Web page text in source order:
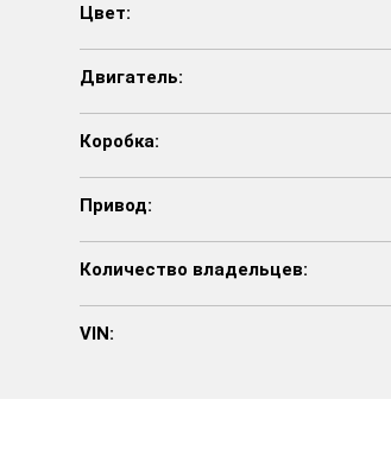
Цвет:
Двигатель:
Коробка:
Привод:
Количество владельцев:
VIN: